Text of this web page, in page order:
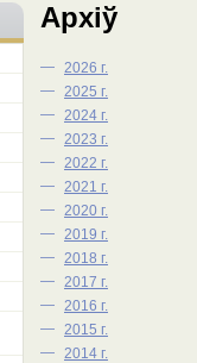
Архіў
—2026 г.
—2025 г.
—2024 г.
—2023 г.
—2022 г.
—2021 г.
—2020 г.
—2019 г.
—2018 г.
—2017 г.
—2016 г.
—2015 г.
—2014 г.